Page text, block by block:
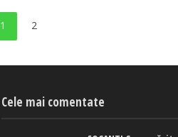
1 2
Cele mai comentate